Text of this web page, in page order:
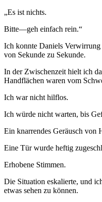
„Es ist nichts.
Bitte—geh einfach rein.“
Ich konnte Daniels Verwirrung
von Sekunde zu Sekunde.
In der Zwischenzeit hielt ich
Handflächen waren vom
Ich war nicht hilflos.
Ich würde nicht warten, bis
Ein knarrendes Geräusch von
Eine Tür wurde heftig
Erhobene Stimmen.
Die Situation eskalierte, und
etwas sehen zu können.